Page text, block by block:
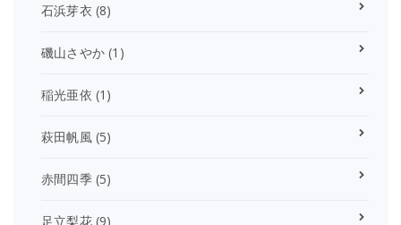
石浜芽衣 (8)
磯山さやか (1)
稲光亜依 (1)
萩田帆風(5)
赤間四季(5)
足立梨花(9)